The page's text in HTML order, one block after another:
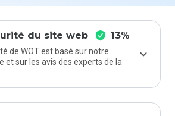
du site web 13%
de WOT est basé sur notre
et sur les avis des experts de la